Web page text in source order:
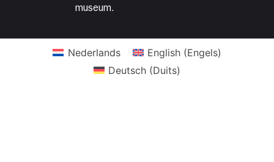
museum.
Nederlands English(Engels)
Deutsch (Duits)